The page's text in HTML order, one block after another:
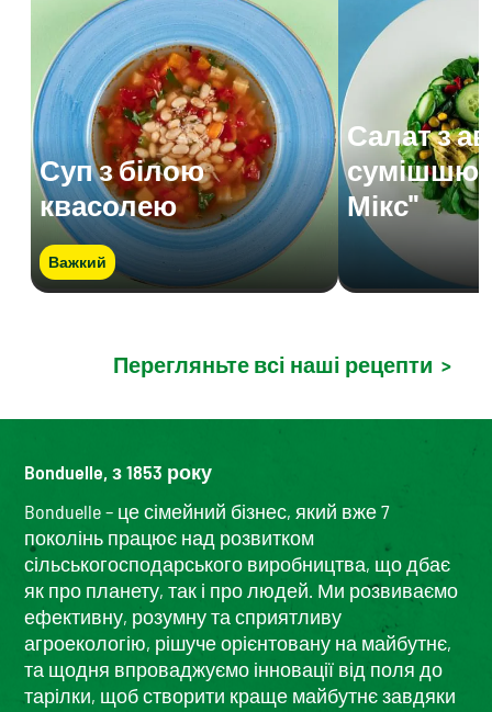
Суп з білою
квасолею
Важкий
Салат з
сумішшю
Мікс"
Перегляньте всі наші рецепти >
Bonduelle, з 1853 року
Bonduelle – це сімейний бізнес, який вже 7
поколінь працює над розвитком
сільськогосподарського виробництва, що дбає
як про планету, так і про людей. Ми розвиваємо
ефективну, розумну та сприятливу
агроекологію, рішуче орієнтовану на майбутнє,
та щодня впроваджуємо інновації від поля до
тарілки, щоб створити краще майбутнє завдяки